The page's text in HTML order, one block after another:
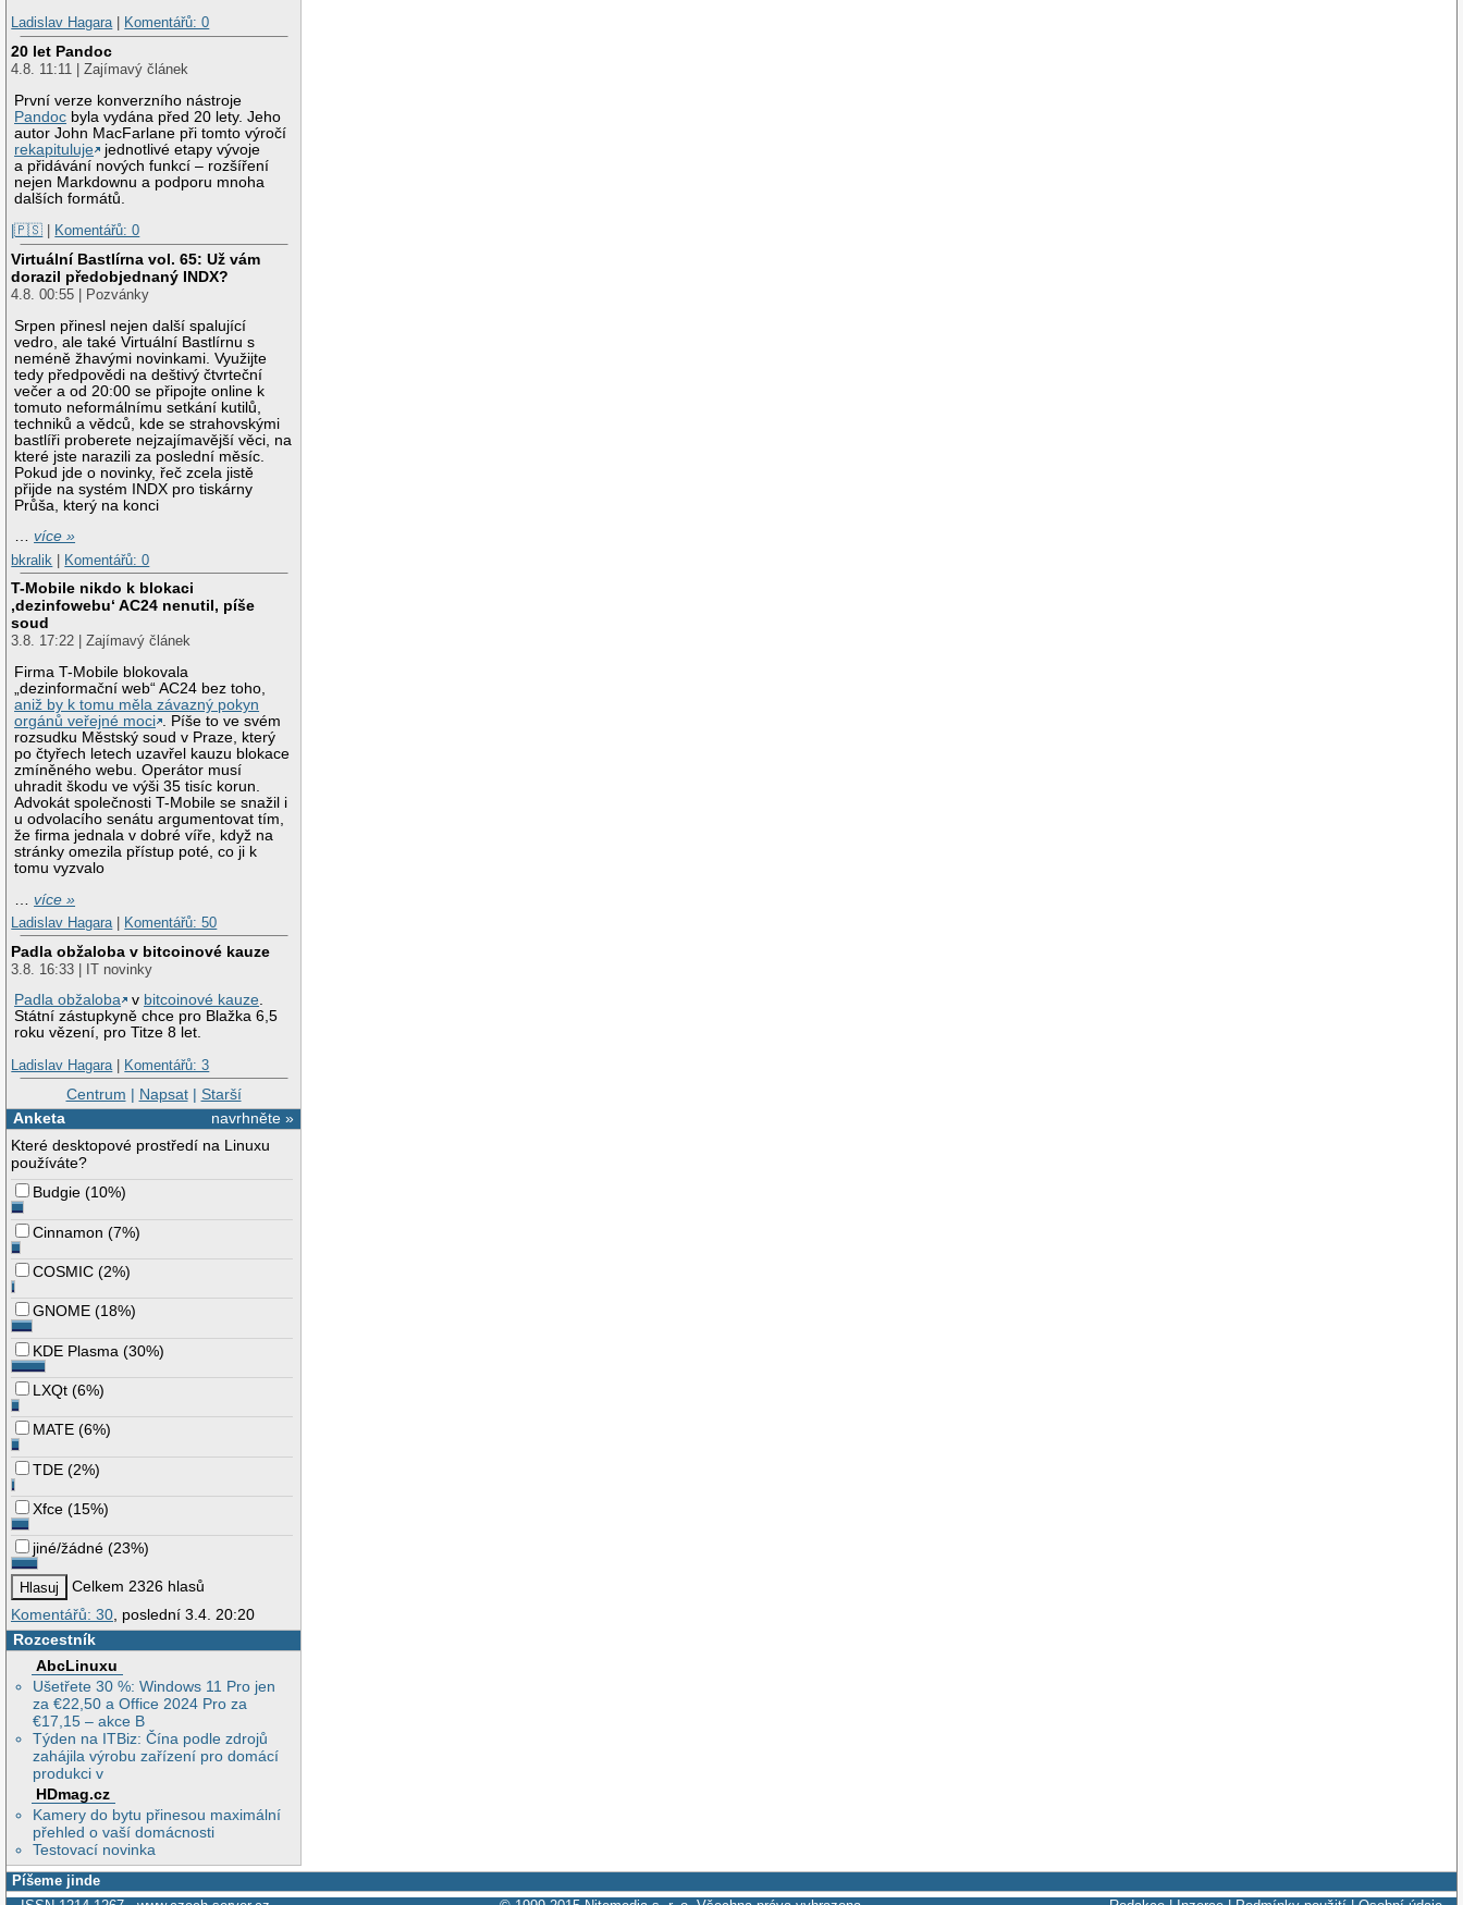
Ladislav Hagara| Komentářů: 0
20 let Pandoc
4.8. 11:11 | Zajímavý článek
První verze konverzního nástroje
Pandoc byla vydána před 20 lety. Jeho
autor John MacFarlane při tomto výročí
rekapituluje
jednotlivé etapy vývoje
a přidávání nových funkcí – rozšíření
nejen Markdownu a podporu mnoha
dalších formátů.
|🇵🇸
Komentářů: 0
Virtuální Bastlírna vol. 65: Už vám
dorazil předobjednaný INDX?
4.8. 00:55 | Pozvánky
Srpen přinesl nejen další spalující
vedro, ale také Virtuální Bastlírnu s
neméně žhavými novinkami. Využijte
tedy předpovědi na deštivý čtvrteční
večer a od 20:00 se připojte online k
tomuto neformálnímu setkání kutilů,
techniků a vědců, kde se strahovskými
bastlíři proberete nejzajímavější věci, na
které jste narazili za poslední měsíc.
Pokud jde o novinky, řeč zcela jistě
přijde na systém INDX pro tiskárny
Průša, který na konci
…více »
bkralik | Komentářů: 0
T-Mobile nikdo k blokaci
‚dezinfowebu‘ AC24 nenutil, píše
soud
3.8. 17:22 | Zajímavý článek
Firma T-Mobile blokovala
„dezinformační web“ AC24 bez toho,
aniž by k tomu měla závazný pokyn
orgánů veřejné moci
. Píše to ve svém
rozsudku Městský soud v Praze, který
po čtyřech letech uzavřel kauzu blokace
zmíněného webu. Operátor musí
uhradit škodu ve výši 35 tisíc korun.
Advokát společnosti T-Mobile se snažil i
u odvolacího senátu argumentovat tím,
že firma jednala v dobré víře, když na
stránky omezila přístup poté, co ji k
tomu vyzvalo
…více »
Ladislav Hagara| Komentářů: 50
Padla obžaloba v bitcoinové kauze
3.8. 16:33 | IT novinky
Padla obžaloba
v bitcoinové kauze.
Státní zástupkyně chce pro Blažka 6,5
roku vězení, pro Titze 8 let.
Ladislav Hagara| Komentářů: 3
Centrum | Napsat| Starší
navrhněte »
Anketa
Které desktopové prostředí na Linuxu
používáte?
Budgie (10%)
Cinnamon (7%)
COSMIC (2%)
GNOME (18%)
KDE Plasma (30%)
LXQt (6%)
MATE (6%)
TDE (2%)
Xfce (15%)
jiné/žádné (23%)
Celkem 2326 hlasů
Komentářů: 30 , poslední 3.4. 20:20
Rozcestník
AbcLinuxu
Ušetřete 30 %: Windows 11 Pro jen
za €22,50 a Office 2024 Pro za
€17,15 – akce B
Týden na ITBiz: Čína podle zdrojů
zahájila výrobu zařízení pro domácí
produkci v
HDmag.cz
Kamery do bytu přinesou maximální
přehled o vaší domácnosti
Testovací novinka
Píšeme jinde